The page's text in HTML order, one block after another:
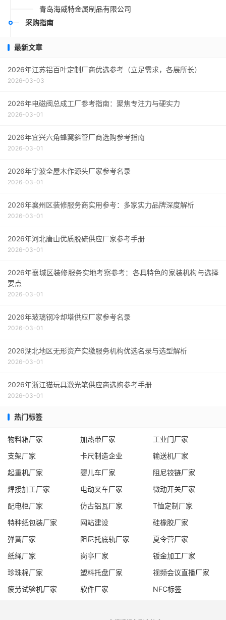
青岛海威特金属制品有限公司
采购指南
最新文章
2026年江苏铝百叶定制厂商优选参考（立足需求，各展所长）
2026-03-03
2026年电磁阀总成工厂参考指南：聚焦专注力与硬实力
2026-03-01
2026年宜兴六角蜂窝斜管厂商选购参考指南
2026-03-01
2026年宁波全屋木作源头厂家参考名录
2026-03-01
2026年襄州区装修服务商实用参考：多家实力品牌深度解析
2026-03-01
2026年河北唐山优质脱硫供应厂家参考手册
2026-03-01
2026年襄城区装修服务实地考察参考：各具特色的家装机构与选择
要点
2026-03-01
2026年玻璃钢冷却塔供应厂家参考名录
2026-03-01
2026湖北地区无形资产实缴服务机构优选名录与选型解析
2026-03-01
2026年浙江猫玩具激光笔供应商选购参考手册
2026-03-01
热门标签
物料箱厂家 加热带厂家
工业门厂家
支架厂家
卡尺制造企业
输送机厂家
起重机厂家
婴儿车厂家
阻尼铰链厂家
焊接加工厂家
电动叉车厂家
微动开关厂家
配电柜厂家
仿古铝瓦厂家
T恤定制厂家
特种纸包装厂家
网站建设
硅橡胶厂家
弹簧厂家
阻尼托底轨厂家
夏令营厂家
纸绳厂家
岗亭厂家
钣金加工厂家
珍珠棉厂家
塑料托盘厂家
视频会议直播厂家
疲劳试验机厂家
软件厂家 NFC标签